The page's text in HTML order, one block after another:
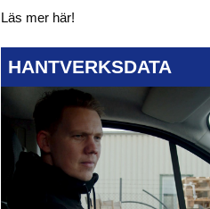
Läs mer här!
HANTVERKSDATA